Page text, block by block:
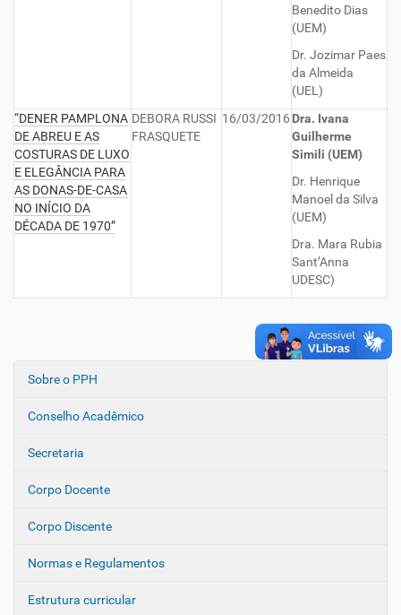
N
e
a
ç
o
Sobre o PPH
Conselho Acadêmico
Secretaria
Corpo Docente
Corpo Discente
Normas e Regulamentos
Estrutura curricular
Benedito Dias
(UEM)
Dr. Jozimar Paes
da Almeida
(UEL)
“DENER PAMPLONA
DE ABREU E AS
COSTURAS DE LUXO
E ELEGÂNCIA PARA
AS DONAS-DE-CASA
NO INÍCIO DA
DÉCADA DE 1970”
DEBORA RUSSI
FRASQUETE
16/03/2016 Dra. Ivana
Guilherme
Simili (UEM)
Dr. Henrique
Manoel da Silva
(UEM)
Dra. Mara Rubia
Sant’Anna
UDESC)